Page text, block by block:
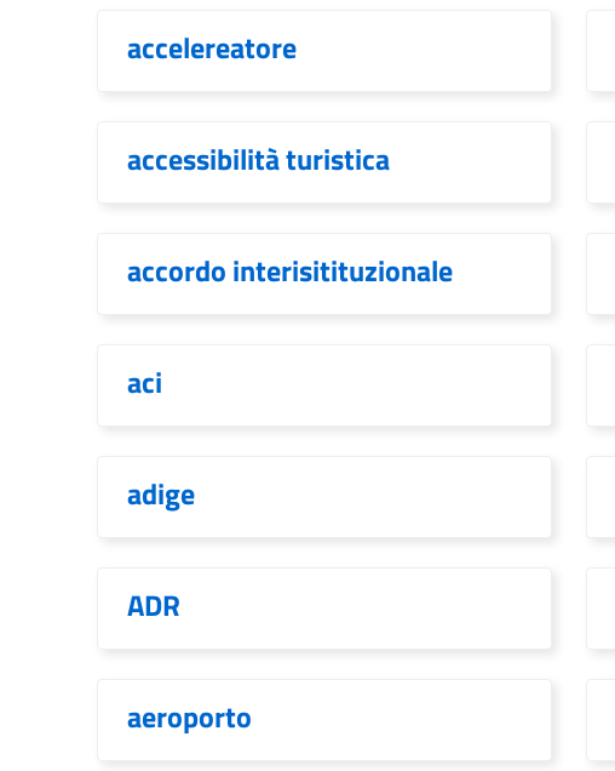
accelereatore
accessibilità turistica
accordo interisitituzionale
aci
adige
ADR
aeroporto